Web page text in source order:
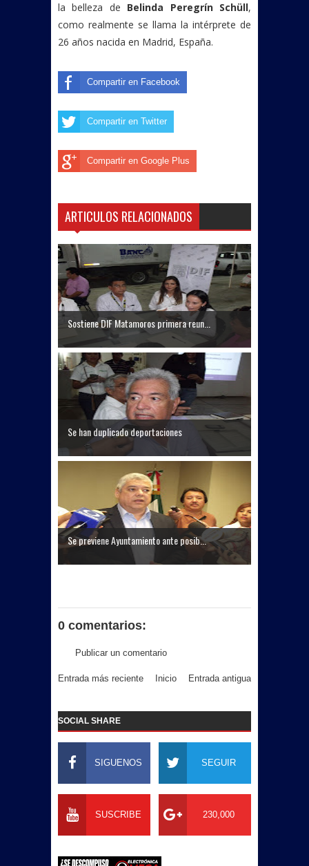
la belleza de Belinda Peregrín Schüll,
como realmente se llama la intérprete de
26 años nacida en Madrid, España.
Compartir en Facebook
Compartir en Twitter
Compartir en Google Plus
ARTICULOS RELACIONADOS
Sostiene DIF Matamoros primera reun...
Se han duplicado deportaciones
Se previene Ayuntamiento ante posib...
0 comentarios:
Publicar un comentario
Entrada más reciente Entrada antigua
Inicio
SOCIAL SHARE
SIGUENOS SEGUIR
SUSCRIBE 230,000